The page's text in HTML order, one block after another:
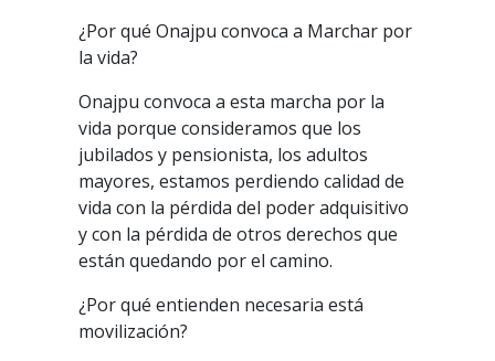
¿Por qué Onajpu convoca a Marchar por
la vida?
Onajpu convoca a esta marcha por la
vida porque consideramos que los
jubilados y pensionista, los adultos
mayores, estamos perdiendo calidad de
vida con la pérdida del poder adquisitivo
y con la pérdida de otros derechos que
están quedando por el camino.
¿Por qué entienden necesaria está
movilización?